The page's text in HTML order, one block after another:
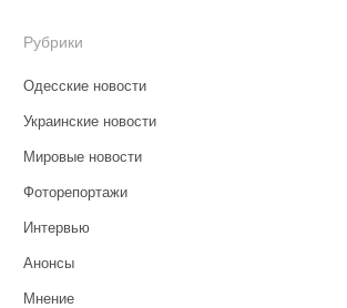
Рубрики
Одесские новости
Украинские новости
Мировые новости
Фоторепортажи
Интервью
Анонсы
Мнение